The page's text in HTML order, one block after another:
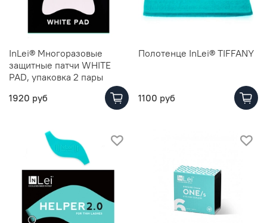
InLei® Многоразовые
защитные патчи WHITE
PAD, упаковка 2 пары
1920 руб
Полотенце InLei® TIFFANY
1100 руб